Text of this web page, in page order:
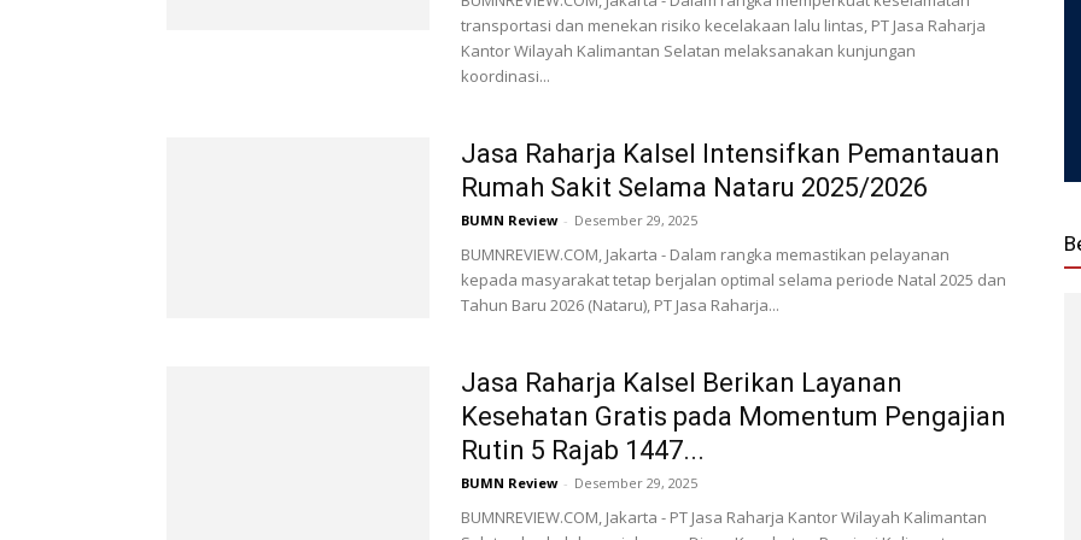
transportasi dan menekan risiko kecelakaan lalu lintas, PT Jasa Raharja
Kantor Wilayah Kalimantan Selatan melaksanakan kunjungan
koordinasi...
Jasa Raharja Kalsel Intensifkan Pemantauan
Rumah Sakit Selama Nataru 2025/2026
BUMN Review - Desember 29, 2025
BUMNREVIEW.COM, Jakarta - Dalam rangka memastikan pelayanan
kepada masyarakat tetap berjalan optimal selama periode Natal 2025 dan
Tahun Baru 2026 (Nataru), PT Jasa Raharja...
Jasa Raharja Kalsel Berikan Layanan
Kesehatan Gratis pada Momentum Pengajian
Rutin 5 Rajab 1447...
BUMN Review - Desember 29, 2025
BUMNREVIEW.COM, Jakarta - PT Jasa Raharja Kantor Wilayah Kalimantan